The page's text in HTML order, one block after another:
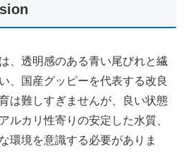
、透明感のある青い尾びれと繊
、国産グッピーを代表する改良
は難しすぎませんが、良い状態
ルカリ性寄りの安定した水質、
環境を意識する必要がありま